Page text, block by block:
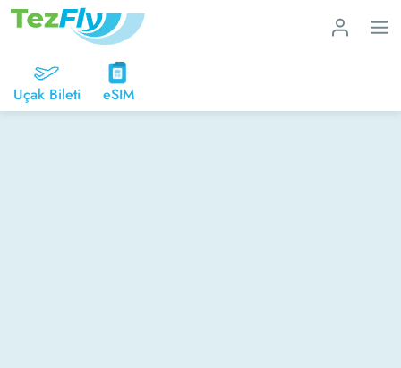
Uçak Bileti eSIM